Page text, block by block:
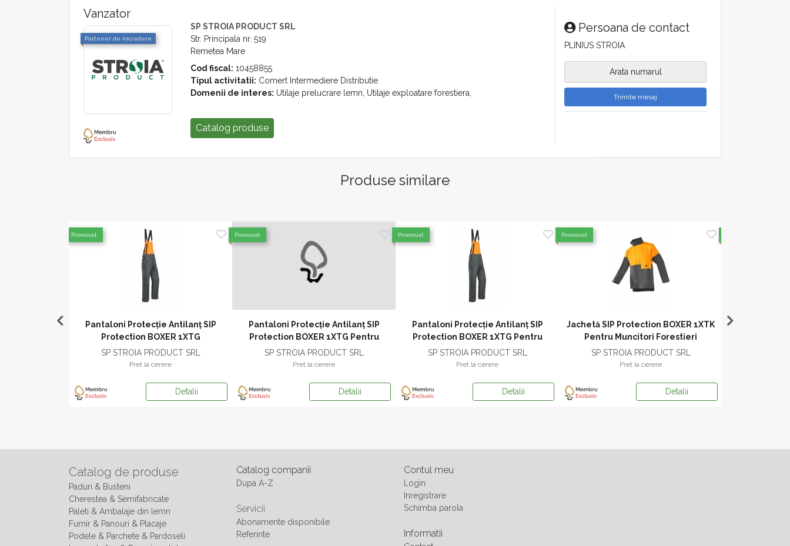
Vanzator
Partener de incredere
SP STROIA PRODUCT SRL
Str. Principala nr. 519
Remetea Mare
Cod fiscal: 10458855
Tipul activitatii: Comert Intermediere Distributie
Domenii de interes: Utilaje prelucrare lemn, Utilaje exploatare forestiera,
Catalog produse
Persoana de contact
PLINIUS STROIA
Arata numarul
Trimite mesaj
Produse similare
Pantaloni Protecție Antilanț SIP
Protection BOXER 1XTG
SP STROIA PRODUCT SRL
Pret la cerere
Detalii
Promovat
Pantaloni Protecție Antilanț SIP
Protection BOXER 1XTG Pentru
Muncitor
SP STROIA PRODUCT SRL
Pret la cerere
Detalii
Promovat
Pantaloni Protecție Antilanț SIP
Protection BOXER 1XTG Pentru
Muncitor
SP STROIA PRODUCT SRL
Pret la cerere
Detalii
Promovat
Jachetă SIP Protection BOXER 1XTK
Pentru Muncitori Forestieri
SP STROIA PRODUCT SRL
Pret la cerere
Detalii
Promovat
Catalog de produse
Paduri & Busteni
Cherestea & Semifabricate
Paleti & Ambalaje din lemn
Furnir & Panouri & Placaje
Podele & Parchete & Pardoseli
Catalog companii
Dupa A-Z
Servicii
Abonamente disponibile
Referinte
Contul meu
Login
Inregistrare
Schimba parola
Informatii